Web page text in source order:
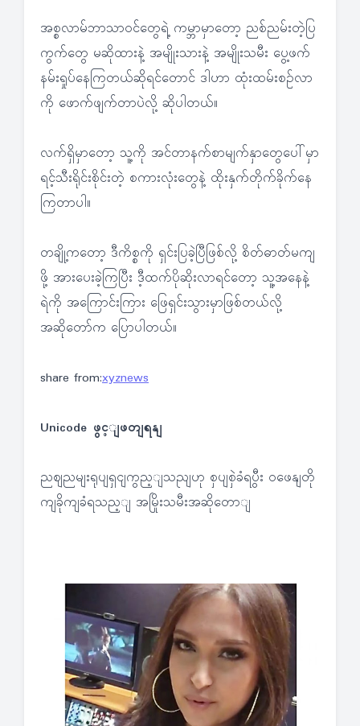
အစ္စလာမ်ဘာသာဝင်တွေရဲ့ ကမ္ဘာမှာတော့ ညစ်ညမ်းတဲ့ပြ
ကွက်တွေ မဆိုထားနဲ့ အမျိုးသားနဲ့ အမျိုးသမီး ပွေ့ဖက်
နမ်းရှုပ်နေကြတယ်ဆိုရင်တောင် ဒါဟာ ထုံးထမ်းစဉ်လာ
ကို ဖောက်ဖျက်တာပဲလို့ ဆိုပါတယ်။
လက်ရှိမှာတော့ သူ့ကို အင်တာနက်စာမျက်နှာတွေပေါ်မှာ
ရင့်သီးရိုင်းစိုင်းတဲ့ စကားလုံးတွေနဲ့ ထိုးနှက်တိုက်ခိုက်နေ
ကြတာပါ။
တချို့ကတော့ ဒီကိစ္စကို ရှင်းပြခဲ့ပြီဖြစ်လို့ စိတ်ဓာတ်မကျ
ဖို့ အားပေးခဲ့ကြပြီး ဒီ့ထက်ပိုဆိုးလာရင်တော့ သူ့အနေနဲ့
ရဲကို အကြောင်းကြား ဖြေရှင်းသွားမှာဖြစ်တယ်လို့
အဆိုတော်က ပြောပါတယ်။
share from:xyznews
Unicode ဖွင့ျဖတျရနျ
ညဈညမျးရုပျရှငျကွည့ျသညျဟု စှပျစှဲခံရပွီး ဝဖေနျတို
ကျခိုကျခံရသည့ျ အမြိုးသမီးအဆိုတောျ